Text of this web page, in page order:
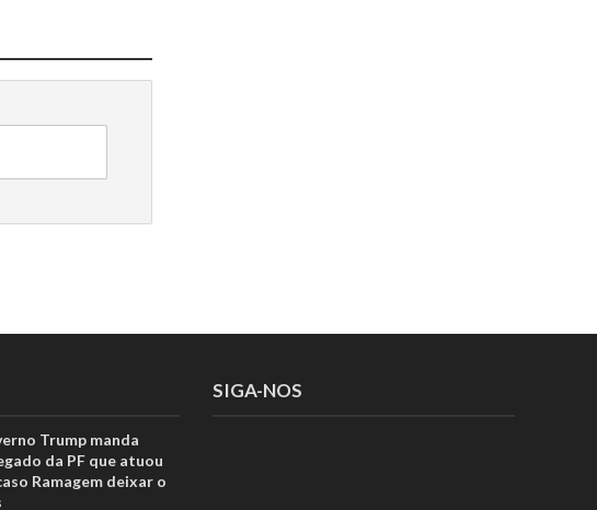
Trump manda
da PF que atuou
Ramagem deixar o
SIGA-NOS